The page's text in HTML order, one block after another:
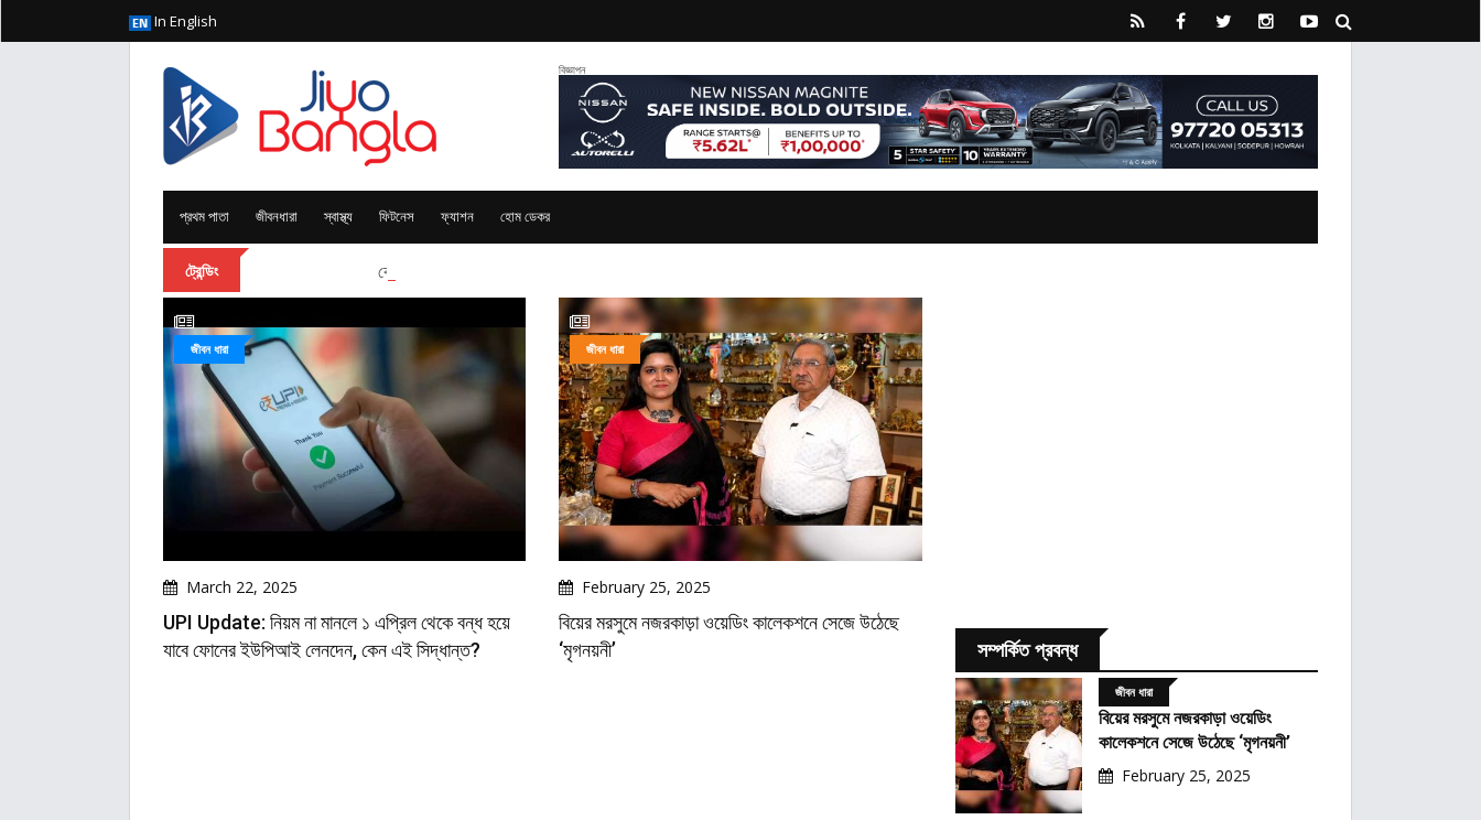
In English
বিজ্ঞাপন
প্রথম পাতা জীবনধারা স্বাস্থ্য ফিটনেস ফ্যাশন হোম ডেকর
ট্রেন্ডিং কেন দেবী দুর্গা বারাণসীতে চিরকাল অধিষ্ঠান করেন? রাজা সুবাহুর কাহিনি
জীবন ধারা
March 22, 2025
UPI Update: নিয়ম না মানলে ১ এপ্রিল থেকে বন্ধ হয়ে
যাবে ফোনের ইউপিআই লেনদেন, কেন এই সিদ্ধান্ত?
জীবন ধারা
February 25, 2025
বিয়ের মরসুমে নজরকাড়া ওয়েডিং কালেকশনে সেজে উঠেছে
‘মৃগনয়নী’
সম্পর্কিত প্রবন্ধ
জীবন ধারা
বিয়ের মরসুমে নজরকাড়া ওয়েডিং
কালেকশনে সেজে উঠেছে ‘মৃগনয়নী’
February 25, 2025